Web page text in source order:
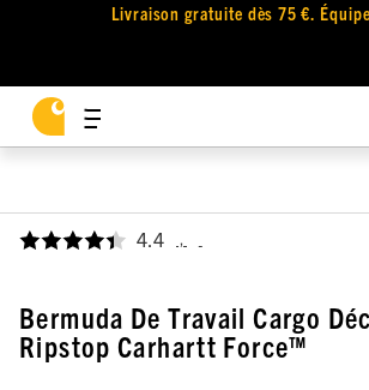
Livraison gratuite dès 75 €.
4.4 ,
Bermuda De Travail Cargo
Ripstop Carhartt Force™